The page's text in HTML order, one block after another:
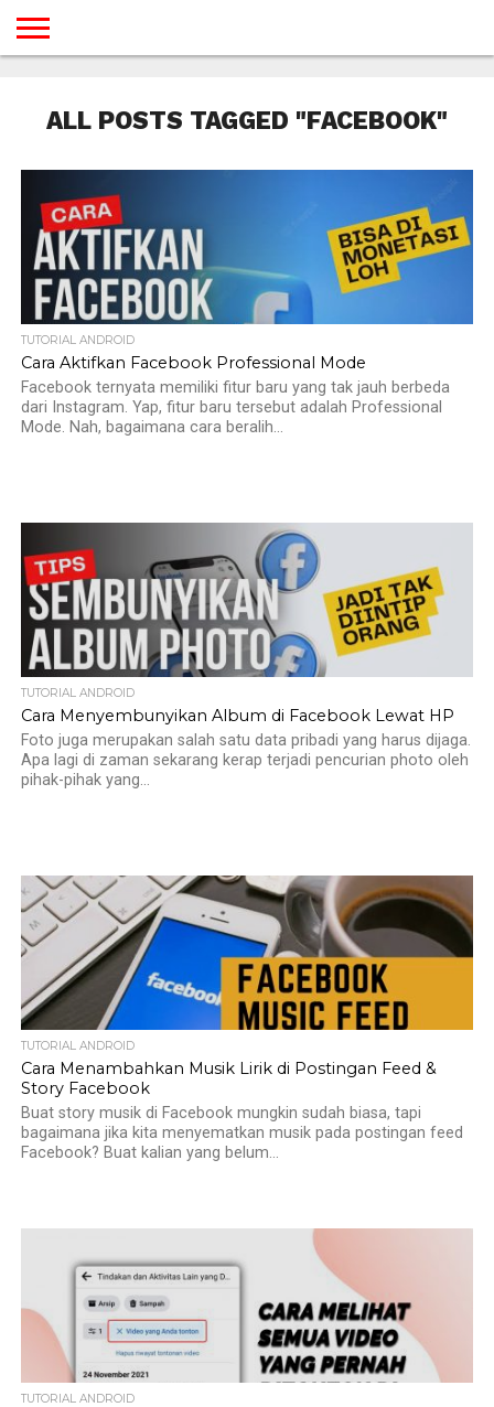
GAMES
DESAIN
ANDROID
IOS
YOUTUBE
INTERNET
WINDOWS
LINUX
MACINTOSH
MESSENGER
BLOGSPOT
WORDPRESS
PEMROGRAMAN
SEO
WEB
SERVER
ALL POSTS TAGGED "FACEBOOK"
TUTORIAL ANDROID
Cara Aktifkan Facebook Professional Mode
Facebook ternyata memiliki fitur baru yang tak jauh berbeda
dari Instagram. Yap, fitur baru tersebut adalah Professional
Mode. Nah, bagaimana cara beralih...
TUTORIAL ANDROID
Cara Menyembunyikan Album di Facebook Lewat HP
Foto juga merupakan salah satu data pribadi yang harus dijaga.
Apa lagi di zaman sekarang kerap terjadi pencurian photo oleh
pihak-pihak yang...
TUTORIAL ANDROID
Cara Menambahkan Musik Lirik di Postingan Feed &
Story Facebook
Buat story musik di Facebook mungkin sudah biasa, tapi
bagaimana jika kita menyematkan musik pada postingan feed
Facebook? Buat kalian yang belum...
TUTORIAL ANDROID